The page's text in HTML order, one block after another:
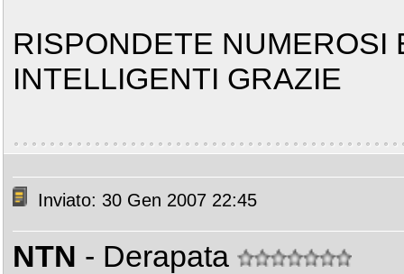
RISPONDETE NUMEROSI
INTELLIGENTI GRAZIE
Inviato: 30 Gen 2007 22:45
NTN - Derapata